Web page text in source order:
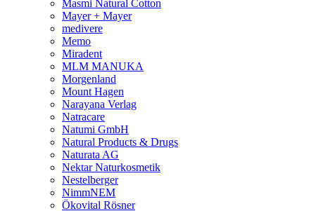
Masmi Natural Cotton
Mayer + Mayer
medivere
Memo
Miradent
MLM MANUKA
Morgenland
Mount Hagen
Narayana Verlag
Natracare
Natumi GmbH
Natural Products & Drugs
Naturata AG
Nektar Naturkosmetik
Nestelberger
NimmNEM
Ökovital Rösner